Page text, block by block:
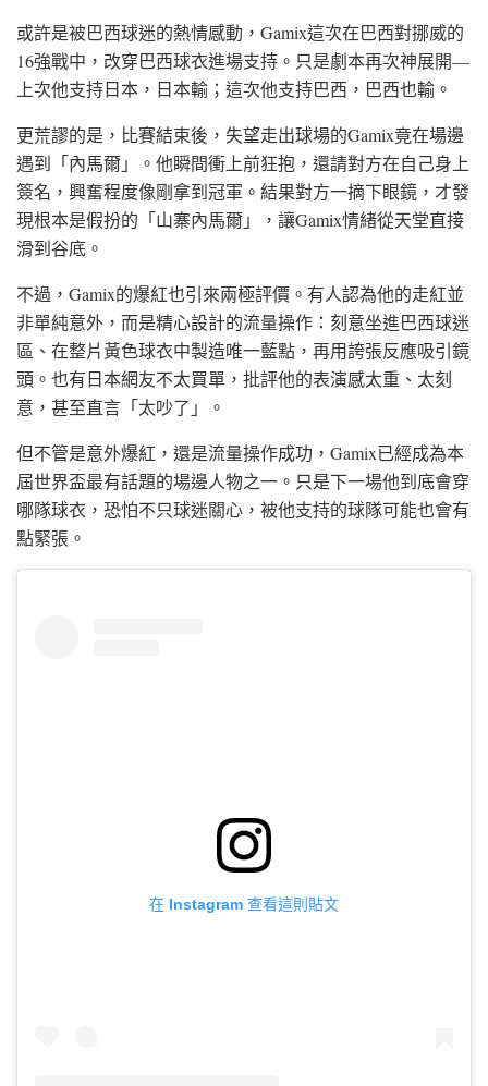
或許是被巴西球迷的熱情感動，Gamix這次在巴西對挪威的
16強戰中，改穿巴西球衣進場支持。只是劇本再次神展開—
上次他支持日本，日本輸；這次他支持巴西，巴西也輸。
更荒謬的是，比賽結束後，失望走出球場的Gamix竟在場邊
遇到「內馬爾」。他瞬間衝上前狂抱，還請對方在自己身上
簽名，興奮程度像剛拿到冠軍。結果對方一摘下眼鏡，才發
現根本是假扮的「山寨內馬爾」，讓Gamix情緒從天堂直接
滑到谷底。
不過，Gamix的爆紅也引來兩極評價。有人認為他的走紅並
非單純意外，而是精心設計的流量操作：刻意坐進巴西球迷
區、在整片黃色球衣中製造唯一藍點，再用誇張反應吸引鏡
頭。也有日本網友不太買單，批評他的表演感太重、太刻
意，甚至直言「太吵了」。
但不管是意外爆紅，還是流量操作成功，Gamix已經成為本
屆世界盃最有話題的場邊人物之一。只是下一場他到底會穿
哪隊球衣，恐怕不只球迷關心，被他支持的球隊可能也會有
點緊張。
在 Instagram 查看這則貼文